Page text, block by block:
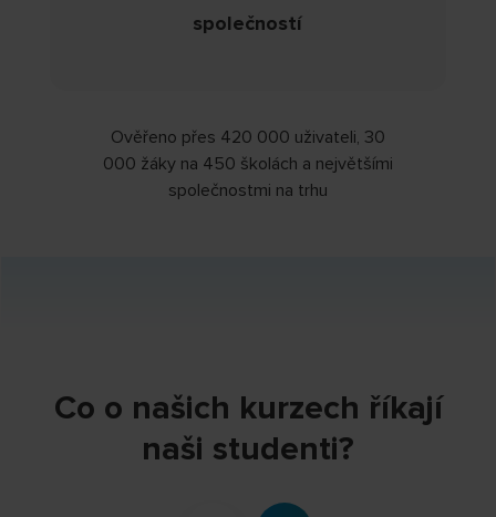
společností
Ověřeno přes 420 000 uživateli, 30
000 žáky na 450 školách a největšími
společnostmi na trhu
Co o našich kurzech říkají
naši studenti?